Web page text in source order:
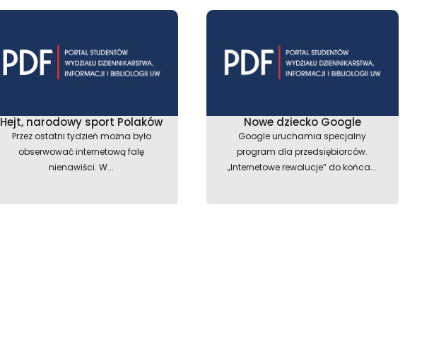
Hejt, narodowy sport Polaków
Przez ostatni tydzień można było
obserwować internetową falę
nienawiści. W...
Nowe dziecko Google
Google uruchamia specjalny
program dla przedsiębiorców.
„Internetowe rewolucje” do końca...